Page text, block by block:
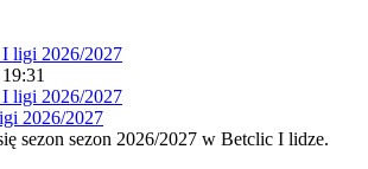
2026/2027
sezon sezon 2026/2027 w Betclic I lidze.